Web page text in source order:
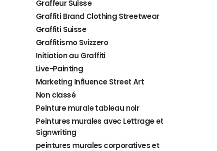
Graffeur Suisse
Graffiti Brand Clothing Streetwear
Graffiti Suisse
Graffitismo Svizzero
Initiation au Graffiti
Live-Painting
Marketing Influence Street Art
Non classé
Peinture murale tableau noir
Peintures murales avec Lettrage et
Signwriting
peintures murales corporatives et